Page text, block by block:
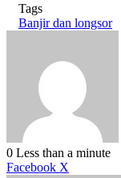
Tags
Banjir dan longsor
0 Less than a minute
Facebook X